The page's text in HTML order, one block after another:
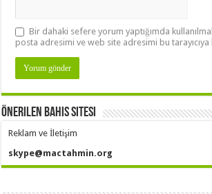
Bir dahaki sefere yorum yaptığımda
posta adresimi ve web site adresimi bu tarayıcıya
Önerilen Bahis Sitesi
Reklam ve İletişim
skype@mactahmin.org